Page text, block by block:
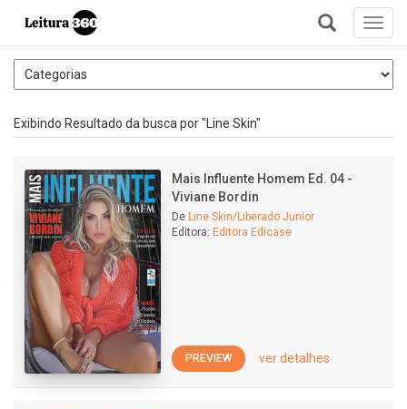
+
Exibindo Resultado da busca por "Line Skin"
Mais Influente Homem Ed. 04 -
Viviane Bordin
De Line Skin/Liberado Junior
Editora: Editora Edicase
PREVIEW ver detalhes